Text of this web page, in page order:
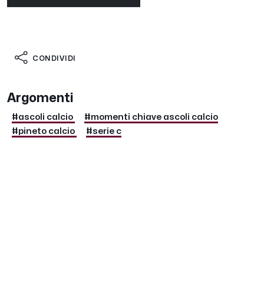
CONDIVIDI
Argomenti
#ascoli calcio
#momenti chiave ascoli calcio
#pineto calcio
#serie c